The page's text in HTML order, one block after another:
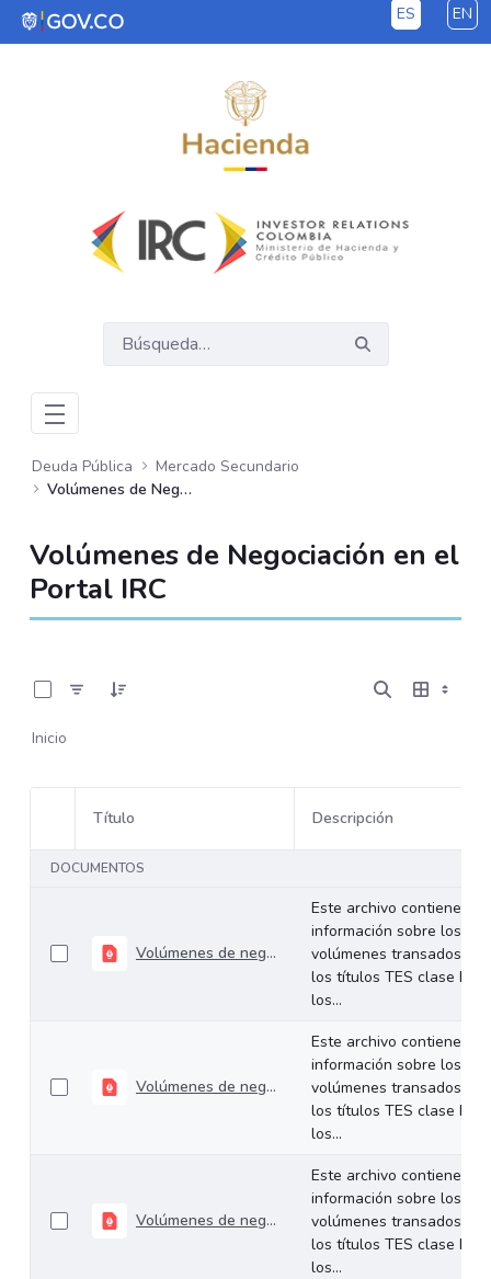
Saltar al contenido principal ES EN
Deuda Pública
Mercado Secundario
Volúmenes de Negociación
Volúmenes de Negociación en el
Portal IRC
Inicio
Selección del elemento
Título Descripción
DOCUMENTOS
Volúmenes de negociación del 27 al 31 de julio de 2026
Este archivo contiene
información sobre los
volúmenes transados de
los títulos TES clase B en
los...
Volúmenes de negociación del 21 al 24 de julio de 2026
Este archivo contiene
información sobre los
volúmenes transados de
los títulos TES clase B en
los...
Volúmenes de negociación del 14 al 17 de julio de 2026
Este archivo contiene
información sobre los
volúmenes transados de
los títulos TES clase B en
los...